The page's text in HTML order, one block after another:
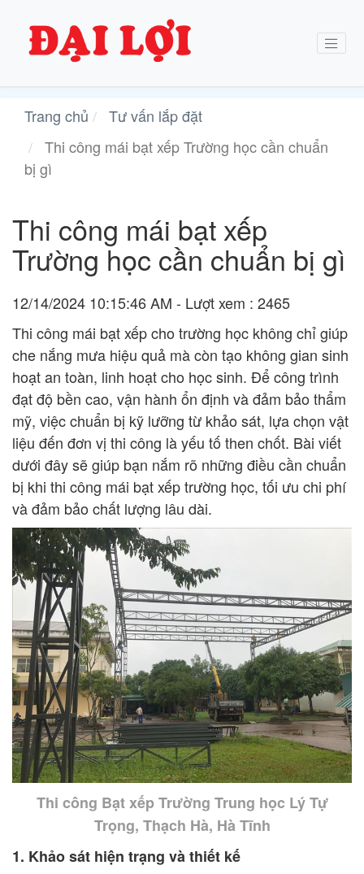
Trang chủ
Tư vấn lắp đặt
Thi công mái bạt xếp Trường học cần chuẩn
bị gì
Thi công mái bạt xếp
Trường học cần chuẩn bị gì
12/14/2024 10:15:46 AM - Lượt xem : 2465
Thi công mái bạt xếp cho trường học không chỉ giúp
che nắng mưa hiệu quả mà còn tạo không gian sinh
hoạt an toàn, linh hoạt cho học sinh. Để công trình
đạt độ bền cao, vận hành ổn định và đảm bảo thẩm
mỹ, việc chuẩn bị kỹ lưỡng từ khảo sát, lựa chọn vật
liệu đến đơn vị thi công là yếu tố then chốt. Bài viết
dưới đây sẽ giúp bạn nắm rõ những điều cần chuẩn
bị khi thi công mái bạt xếp trường học, tối ưu chi phí
và đảm bảo chất lượng lâu dài.
Thi công Bạt xếp Trường Trung học Lý Tự
Trọng, Thạch Hà, Hà Tĩnh
1. Khảo sát hiện trạng và thiết kế